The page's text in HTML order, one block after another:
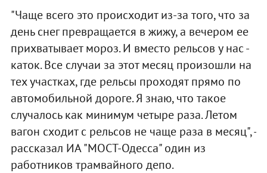
"Чаще всего это происходит из-за того, что за
день снег превращается в жижу, а вечером ее
прихватывает мороз. И вместо рельсов у нас -
каток. Все случаи за этот месяц произошли на
тех участках, где рельсы проходят прямо по
автомобильной дороге. Я знаю, что такое
случалось как минимум четыре раза. Летом
вагон сходит с рельсов не чаще раза в месяц", -
рассказал ИА "МОСТ-Одесса" один из
работников трамвайного депо.